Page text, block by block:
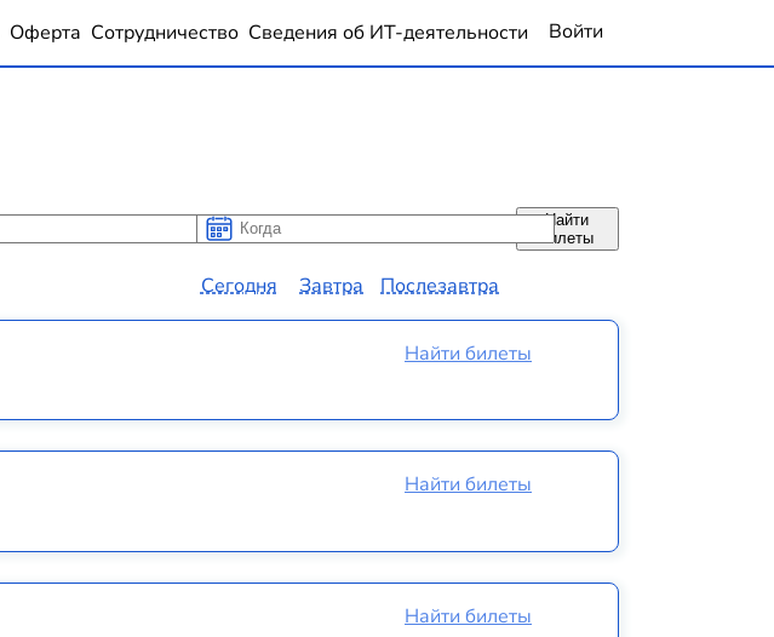
Оферта Сотрудничество Сведения об ИТ-деятельности Войти
Когда
Когда
Сегодня Завтра Послезавтра
Найти
билеты
Найти билеты
Найти билеты
Найти билеты